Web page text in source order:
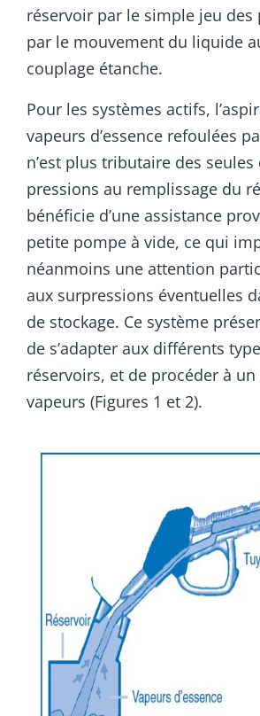
réservoir par le simple jeu des
par le mouvement du liquide
couplage étanche.
Pour les systèmes actifs,
vapeurs d’essence refoulées
n’est plus tributaire des
pressions au remplissage du
bénéficie d’une assistance
petite pompe à vide, ce qui
néanmoins une attention
aux surpressions éventuelles
de stockage. Ce système
de s’adapter aux différents
réservoirs, et de procéder à un
vapeurs (Figures 1 et 2).